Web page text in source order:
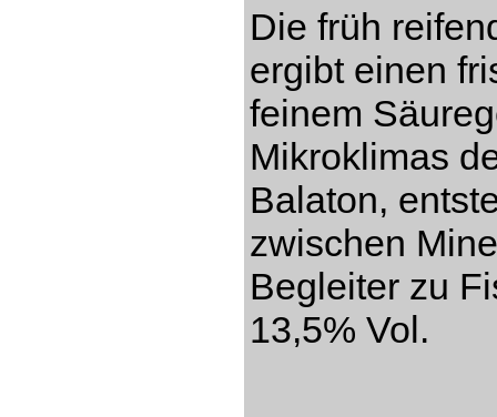
Die früh
ergibt einen
feinem
Mikroklimas
Balaton,
zwischen
Begleiter zu
13,5% Vol.